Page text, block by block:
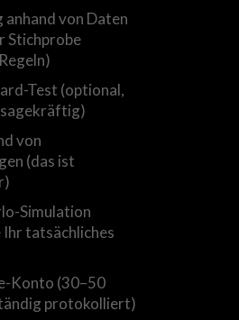
anhand von Daten
Stichprobe
Test (optional,
von
(das ist
Simulation
Ihr tatsächliches
Konto (30–50
protokolliert)